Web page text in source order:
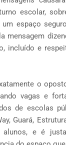
escolar,
espaço
mensagem
incluído e
o
vagas e
de escolas
Guará,
e é